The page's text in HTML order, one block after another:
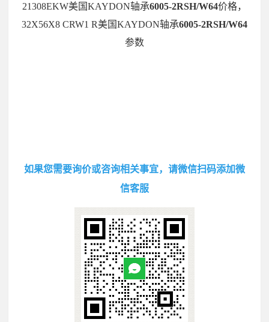
21308EKW美国KAYDON轴承6005-2RSH/W64价格，
32X56X8 CRW1 R美国KAYDON轴承6005-2RSH/W64
参数
如果您需要询价或咨询相关事宜，请微信扫码添加微
信客服